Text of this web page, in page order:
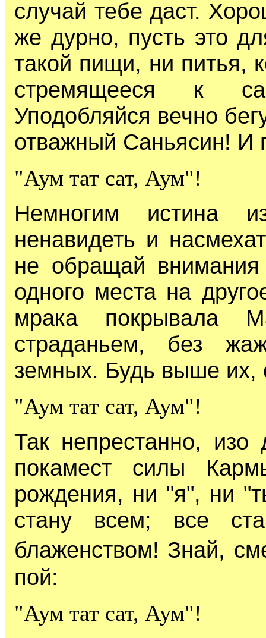
случай тебе даст.
же дурно, пусть это
такой пищи, ни питья,
стремящееся к
Уподобляйся вечно
отважный Саньясин! И
"Аум тат сат, Аум"!
Немногим истина
ненавидеть и
не обращай
одного места на
мрака покрывала
страданьем, без
земных. Будь выше их,
"Аум тат сат, Аум"!
Так непрестанно,
покамест силы
рождения, ни "я", ни
стану всем; все
блаженством! Знай,
пой:
"Аум тат сат, Аум"!